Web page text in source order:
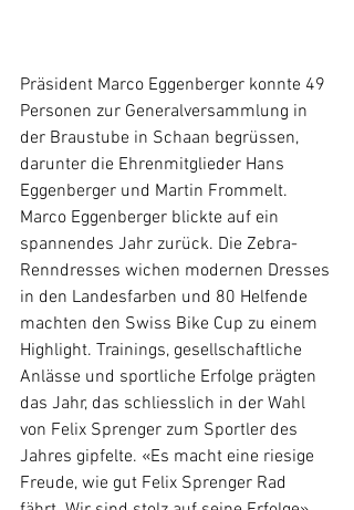
Präsident Marco Eggenberger konnte 49
Personen zur Generalversammlung in
der Braustube in Schaan begrüssen,
darunter die Ehrenmitglieder Hans
Eggenberger und Martin Frommelt.
Marco Eggenberger blickte auf ein
spannendes Jahr zurück. Die Zebra-
Renndresses wichen modernen Dresses
in den Landesfarben und 80 Helfende
machten den Swiss Bike Cup zu einem
Highlight. Trainings, gesellschaftliche
Anlässe und sportliche Erfolge prägten
das Jahr, das schliesslich in der Wahl
von Felix Sprenger zum Sportler des
Jahres gipfelte. «Es macht eine riesige
Freude, wie gut Felix Sprenger Rad